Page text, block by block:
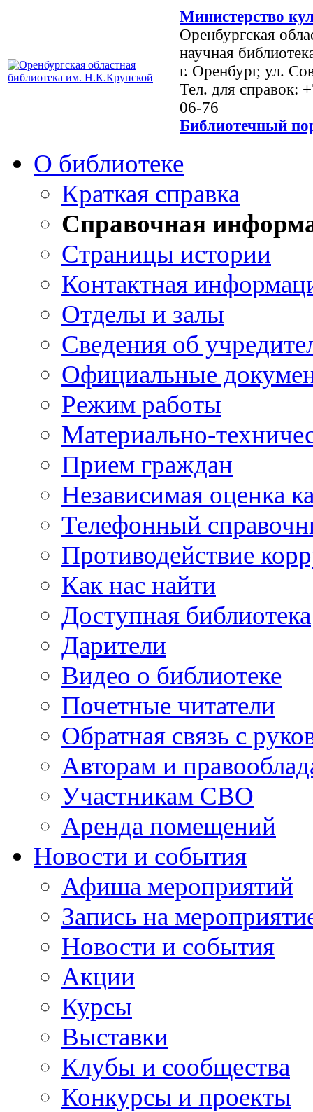
Министерство
Оренбургская
научная
г. Оренбург, ул.
Тел. для справок:
06-76
Библиотечный
О библиотеке
Краткая справка
Справочная
Страницы истории
Контактная
Отделы и залы
Сведения об
Официальные
Режим работы
Материально-
Прием граждан
Независимая оценка
Телефонный
Противодействие
Как нас найти
Доступная библиотека
Дарители
Видео о библиотеке
Почетные читатели
Обратная связь с
Авторам и
Участникам СВО
Аренда помещений
Новости и события
Афиша мероприятий
Запись на
Новости и события
Акции
Курсы
Выставки
Клубы и сообщества
Конкурсы и проекты